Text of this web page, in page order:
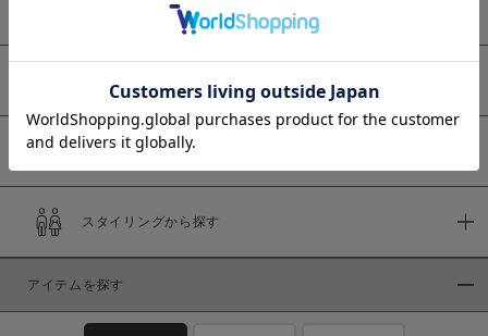
商品タイプ
通常商品
予約商品
スタイリングから探す
アイテムを探す